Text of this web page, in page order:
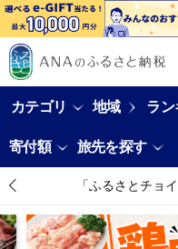
カテゴリ 地域 ラン
寄付額 旅先を探す
「ふるさとチョ